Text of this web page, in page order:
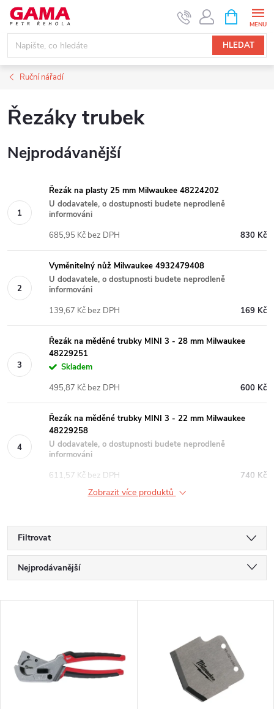
Přejít
obsah
HLEDAT
NÁKUPNÍ
KOŠÍK
Ruční nářadí
Řezáky trubek
Nejprodávanější
Řezák na plasty 25 mm Milwaukee 48224202
U dodavatele, o dostupnosti budete neprodleně
informováni
830 Kč
685,95 Kč bez DPH
Vyměnitelný nůž Milwaukee 4932479408
U dodavatele, o dostupnosti budete neprodleně
informováni
169 Kč
139,67 Kč bez DPH
Řezák na měděné trubky MINI 3 - 28 mm Milwaukee
48229251
Skladem
600 Kč
495,87 Kč bez DPH
Řezák na měděné trubky MINI 3 - 22 mm Milwaukee
48229258
U dodavatele, o dostupnosti budete neprodleně
informováni
740 Kč
611,57 Kč bez DPH
Zobrazit více produktů
Filtrovat
Ř
a
e
n
Nejprodávanější
p